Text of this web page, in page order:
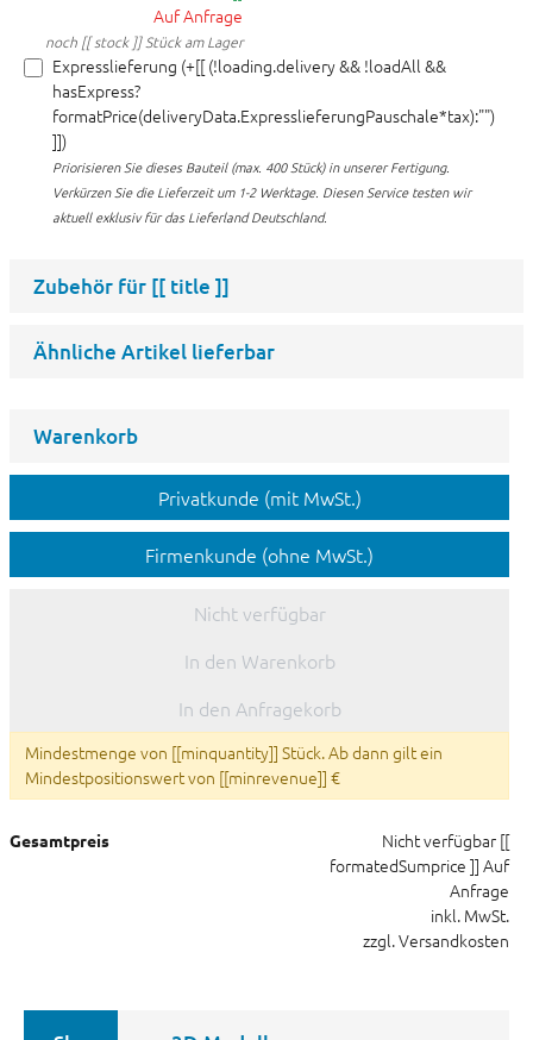
Auf Anfrage
noch [[ stock ]] Stück am Lager
Expresslieferung (+[[ (!loading.delivery && !loadAll &&
hasExpress?
formatPrice(deliveryData.ExpresslieferungPauschale*tax):"")
]])
Priorisieren Sie dieses Bauteil (max. 400 Stück) in unserer Fertigung.
Verkürzen Sie die Lieferzeit um 1-2 Werktage. Diesen Service testen wir
aktuell exklusiv für das Lieferland Deutschland.
Zubehör für [[ title ]]
Ähnliche Artikel lieferbar
Warenkorb
Privatkunde (mit MwSt.)
Firmenkunde (ohne MwSt.)
Nicht verfügbar
In den Warenkorb
In den Anfragekorb
Mindestmenge von [[minquantity]] Stück. Ab dann gilt ein
Mindestpositionswert von [[minrevenue]] €
Gesamtpreis Nicht verfügbar [[
formatedSumprice ]] Auf
Anfrage
inkl. MwSt.
zzgl. Versandkosten